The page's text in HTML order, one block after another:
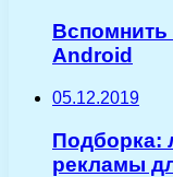
Вспомнить
Android
05.12.2019
Подборка:
рекламы